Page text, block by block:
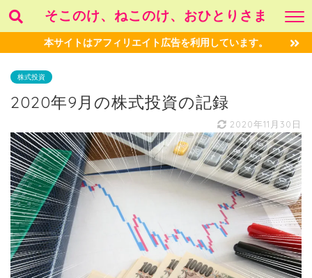
そこのけ、ねこのけ、おひとりさま
本サイトはアフィリエイト広告を利用しています。
株式投資
2020年9月の株式投資の記録
2020年11月30日